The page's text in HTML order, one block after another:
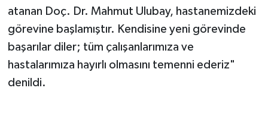
atanan Doç. Dr. Mahmut Ulubay, hastanemizdeki
görevine başlamıştır. Kendisine yeni görevinde
başarılar diler; tüm çalışanlarımıza ve
hastalarımıza hayırlı olmasını temenni ederiz"
denildi.